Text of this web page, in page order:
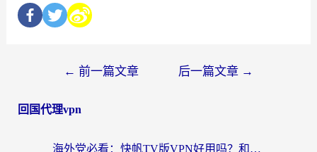
← 前一篇文章 后一篇文章 →
回国代理vpn
海外党必看：快帆TV版VPN好用吗？和快游VPN对比哪个回国效果更好？附实用避坑指南